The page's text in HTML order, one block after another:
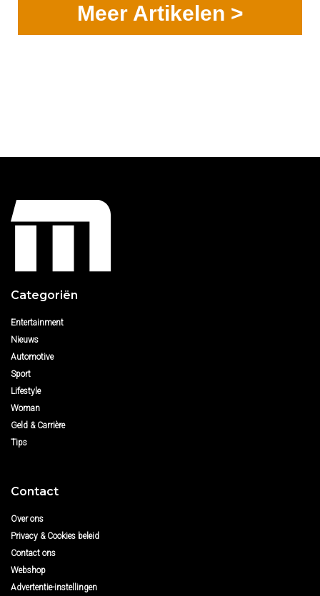
Meer Artikelen >
Categoriën
Entertainment
Nieuws
Automotive
Sport
Lifestyle
Woman
Geld & Carrière
Tips
Contact
Over ons
Privacy & Cookies beleid
Contact ons
Webshop
Advertentie-instellingen